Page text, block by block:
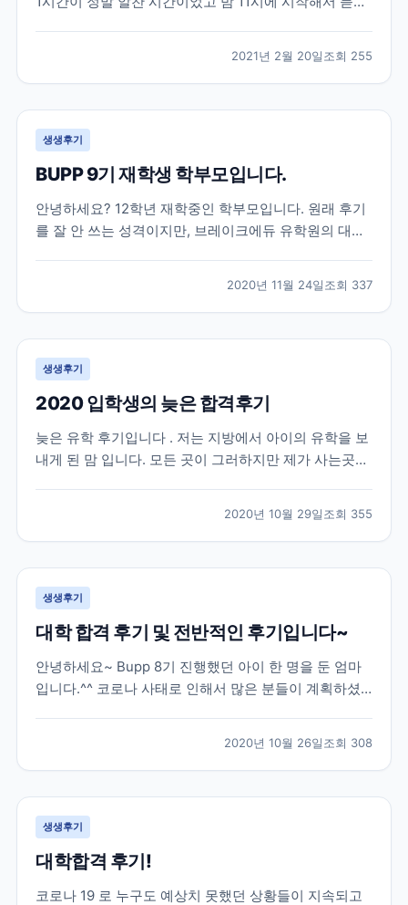
가지지 않았다가 미리 준비를 못해 나중에 후회를 했을
뻔한 엄청 중요한 이야기들을 해주셨고 그 이야기들도
딱...
2021년 2월 20일조회 255
생생후기
BUPP 9기 재학생 학부모입니다.
안녕하세요? 12학년 재학중인 학부모입니다. 원래 후기
를 잘 안 쓰는 성격이지만, 브레이크에듀 유학원의 대학
몇자 적어 봅니다. 조기유학으로는 늦은 고1 봄, 강남 모
유학원의 권유로 토론토의 대형사립고등학교로 갔으
나,...
2020년 11월 24일조회 337
생생후기
2020 입학생의 늦은 합격후기
늦은 유학 후기입니다 . 저는 지방에서 아이의 유학을 보
내게 된 맘 입니다. 모든 곳이 그러하지만 제가 사는곳은
아보게 되었습니다 . 인터넷으로 “ 유학원 ” 을 검색해서
2-3 군데 전화를 했는데 대부분 바...
2020년 10월 29일조회 355
생생후기
대학 합격 후기 및 전반적인 후기입니다~
안녕하세요~ Bupp 8기 진행했던 아이 한 명을 둔 엄마
입니다.^^ 코로나 사태로 인해서 많은 분들이 계획하셨
이 될까 해서 늦게나마 작성해봅니다.*^^* 저희 아이는
한국에서 고3 수능까지 응시한 후 재수를 결정했던...
2020년 10월 26일조회 308
생생후기
대학합격 후기!
코로나 19 로 누구도 예상치 못했던 상황들이 지속되고